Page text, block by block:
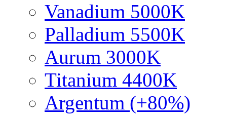
Vanadium 5000K
Palladium 5500K
Aurum 3000K
Titanium 4400K
Argentum (+80%)